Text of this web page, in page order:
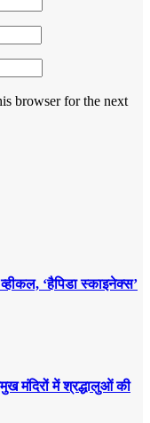
browser for the next
‘हैपिडा स्काइनेक्स’
मंदिरों में श्रद्धालुओं की